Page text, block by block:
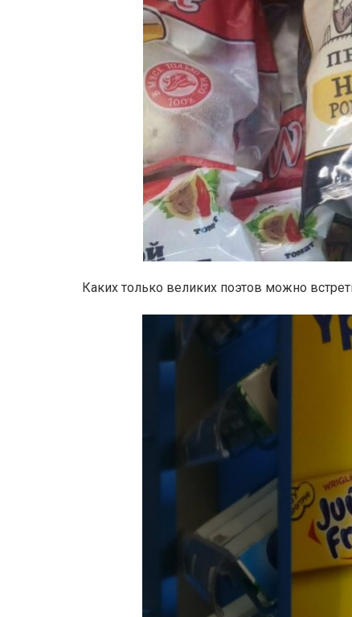
Каких только великих поэтов можно